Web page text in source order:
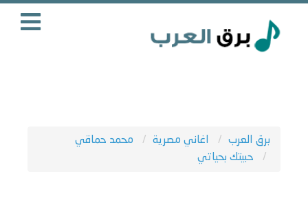
برق العرب اغاني مصرية
محمد حماقي
حبيتك بحياتي